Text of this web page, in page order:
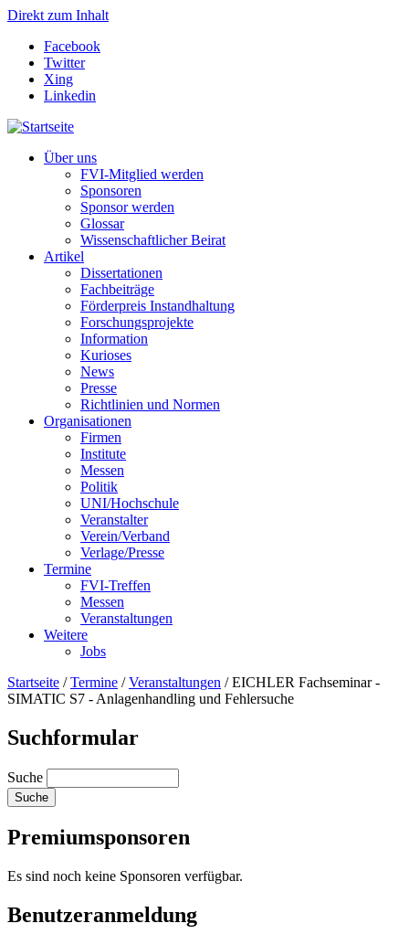
Direkt zum Inhalt
Facebook
Twitter
Xing
Linkedin
Über uns
FVI-Mitglied werden
Sponsoren
Sponsor werden
Glossar
Wissenschaftlicher Beirat
Artikel
Dissertationen
Fachbeiträge
Förderpreis Instandhaltung
Forschungsprojekte
Information
Kurioses
News
Presse
Richtlinien und Normen
Organisationen
Firmen
Institute
Messen
Politik
UNI/Hochschule
Veranstalter
Verein/Verband
Verlage/Presse
Termine
FVI-Treffen
Messen
Veranstaltungen
Weitere
Jobs
Startseite /Termine /Veranstaltungen /EICHLER Fachseminar -
SIMATIC S7 - Anlagenhandling und Fehlersuche
Suchformular
Suche
Premiumsponsoren
Es sind noch keine Sponsoren verfügbar.
Benutzeranmeldung